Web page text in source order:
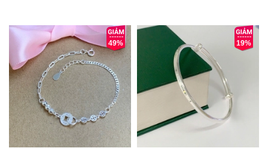
49% 19%